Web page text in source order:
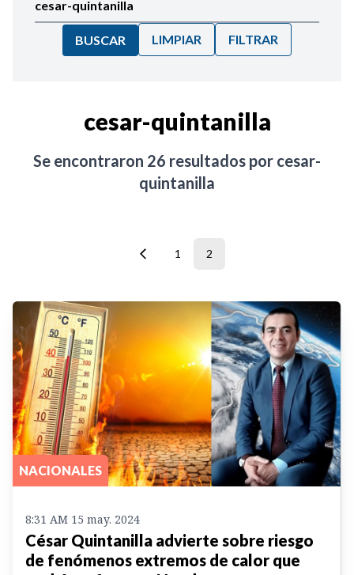
BUSCAR LIMPIAR FILTRAR
cesar-quintanilla
Se encontraron 26 resultados por cesar-
quintanilla
1 2
NACIONALES
8:31 AM 15 may. 2024
César Quintanilla advierte sobre riesgo
de fenómenos extremos de calor que